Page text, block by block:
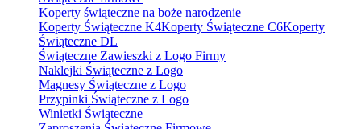
Koperty świąteczne na boże narodzenie
Koperty Świąteczne K4Koperty Świąteczne C6Koperty
Świąteczne DL
Świąteczne Zawieszki z Logo Firmy
Naklejki Świąteczne z Logo
Magnesy Świąteczne z Logo
Przypinki Świąteczne z Logo
Winietki Świąteczne